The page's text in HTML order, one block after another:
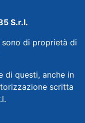
S.r.l.
di proprietà di
di questi, anche in
scritta